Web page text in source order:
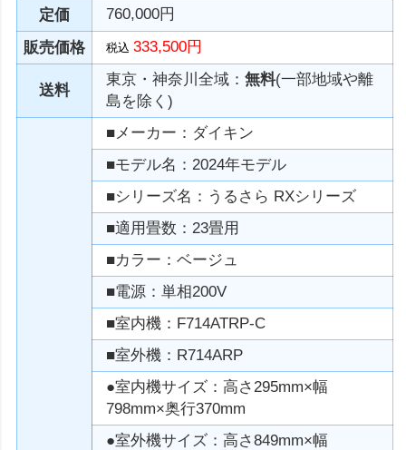
定価
760,000円
販売価格
税込333,500円
送料
東京・神奈川全域：無料(一部地域や離
島を除く)
■メーカー：ダイキン
■モデル名：2024年モデル
■シリーズ名：うるさら RXシリーズ
■適用畳数：23畳用
■カラー：ベージュ
■電源：単相200V
■室内機：F714ATRP-C
■室外機：R714ARP
●室内機サイズ：高さ295mm×幅
798mm×奥行370mm
●室外機サイズ：高さ849mm×幅